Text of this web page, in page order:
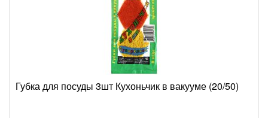
Губка для посуды 3шт Кухоньчик в вакууме (20/50)